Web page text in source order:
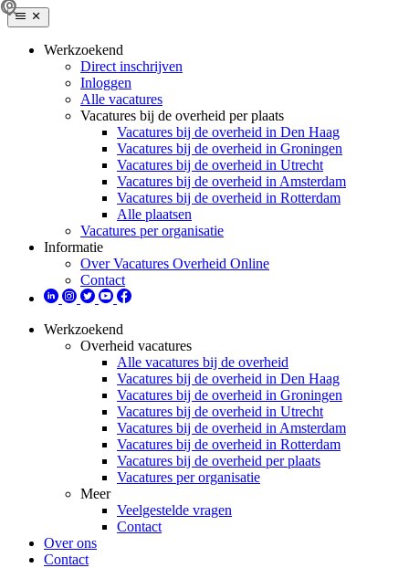
Werkzoekend
Direct inschrijven
Inloggen
Alle vacatures
Vacatures bij de overheid per plaats
Vacatures bij de overheid in Den Haag
Vacatures bij de overheid in Groningen
Vacatures bij de overheid in Utrecht
Vacatures bij de overheid in Amsterdam
Vacatures bij de overheid in Rotterdam
Alle plaatsen
Vacatures per organisatie
Informatie
Over Vacatures Overheid Online
Contact
Werkzoekend
Overheid vacatures
Alle vacatures bij de overheid
Vacatures bij de overheid in Den Haag
Vacatures bij de overheid in Groningen
Vacatures bij de overheid in Utrecht
Vacatures bij de overheid in Amsterdam
Vacatures bij de overheid in Rotterdam
Vacatures bij de overheid per plaats
Vacatures per organisatie
Meer
Veelgestelde vragen
Contact
Over ons
Contact